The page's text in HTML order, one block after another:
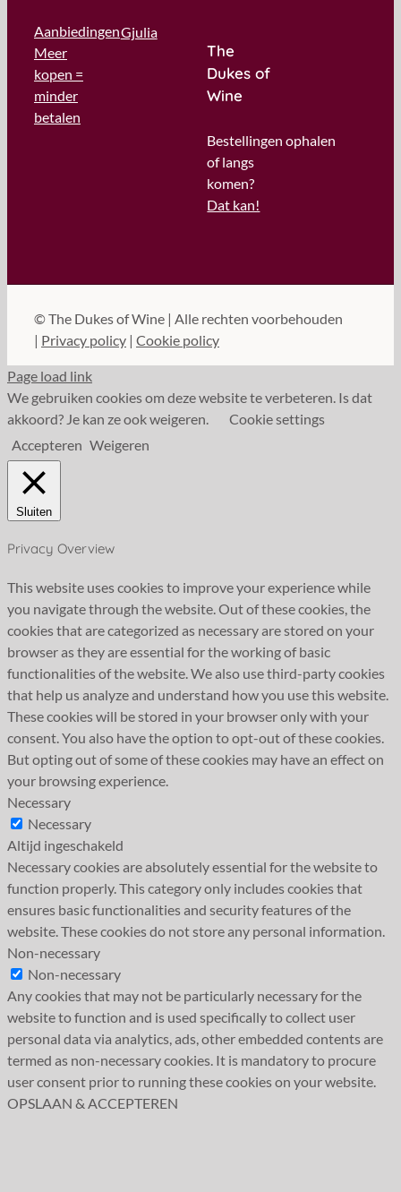
Aanbiedingen
Meer
kopen =
minder
betalen
Gjulia
The
Dukes of
Wine
Bestellingen ophalen
of langs
komen?
Dat kan!
©The Dukes of Wine | Alle rechten voorbehouden
| Privacy policy| Cookie policy
Page load link
We gebruiken cookies om deze website te verbeteren. Is dat
akkoord? Je kan ze ook weigeren.
Cookie settings
Accepteren Weigeren
Sluiten
Privacy Overview
This website uses cookies to improve your experience while
you navigate through the website. Out of these cookies, the
cookies that are categorized as necessary are stored on your
browser as they are essential for the working of basic
functionalities of the website. We also use third-party cookies
that help us analyze and understand how you use this website.
These cookies will be stored in your browser only with your
consent. You also have the option to opt-out of these cookies.
But opting out of some of these cookies may have an effect on
your browsing experience.
Necessary
Necessary
Altijd ingeschakeld
Necessary cookies are absolutely essential for the website to
function properly. This category only includes cookies that
ensures basic functionalities and security features of the
website. These cookies do not store any personal information.
Non-necessary
Non-necessary
Any cookies that may not be particularly necessary for the
website to function and is used specifically to collect user
personal data via analytics, ads, other embedded contents are
termed as non-necessary cookies. It is mandatory to procure
user consent prior to running these cookies on your website.
OPSLAAN & ACCEPTEREN